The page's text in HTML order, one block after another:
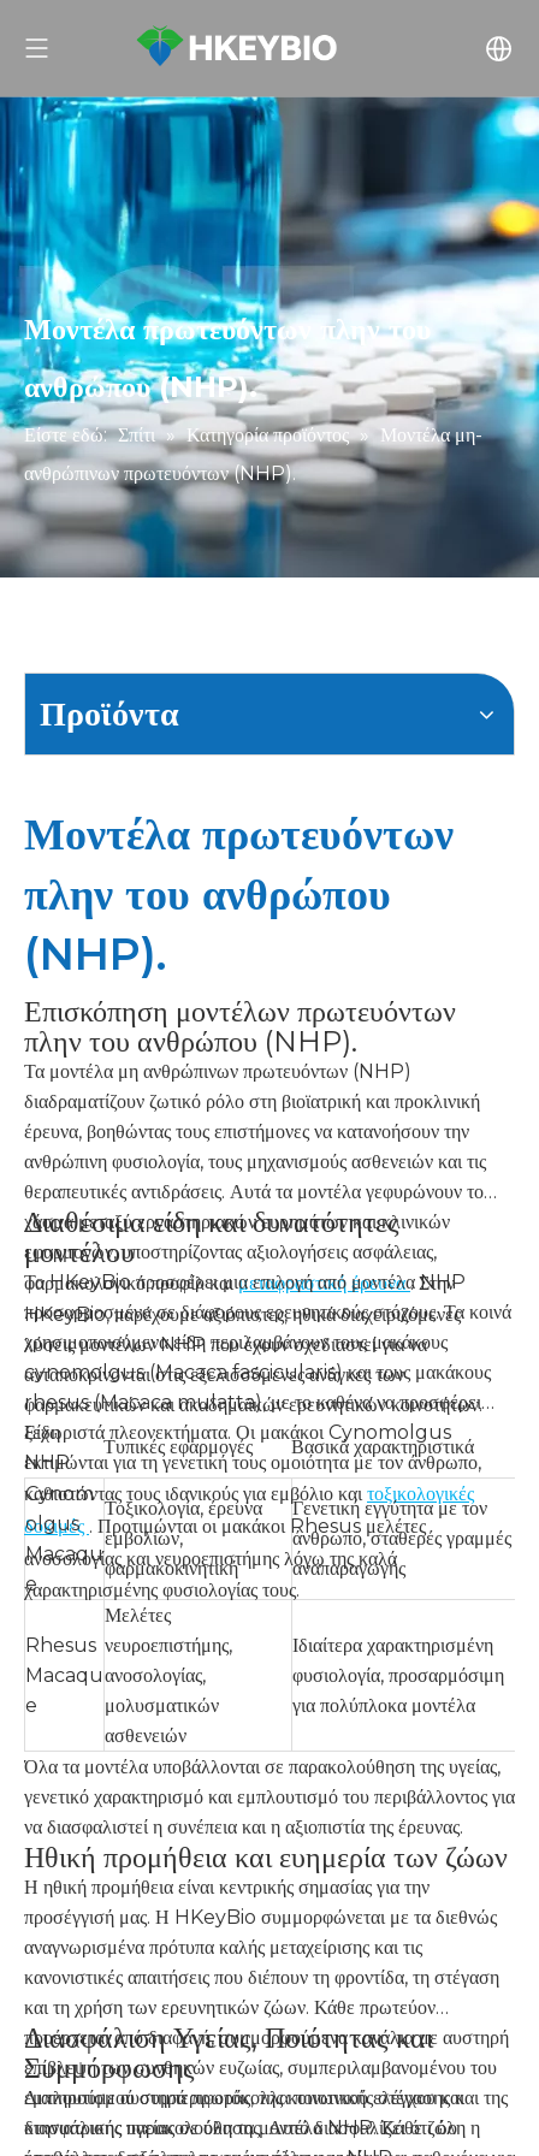
Μοντέλα πρωτευόντων πλην του
ανθρώπου (NHP).
Είστε εδώ: Σπίτι » Κατηγορία προϊόντος » Μοντέλα μη-
ανθρώπινων πρωτευόντων (NHP).
Προϊόντα
Μοντέλα πρωτευόντων
πλην του ανθρώπου
(NHP).
Επισκόπηση μοντέλων πρωτευόντων
πλην του ανθρώπου (NHP).
Τα μοντέλα μη ανθρώπινων πρωτευόντων (NHP)
διαδραματίζουν ζωτικό ρόλο στη βιοϊατρική και προκλινική
έρευνα, βοηθώντας τους επιστήμονες να κατανοήσουν την
ανθρώπινη φυσιολογία, τους μηχανισμούς ασθενειών και τις
θεραπευτικές αντιδράσεις. Αυτά τα μοντέλα γεφυρώνουν το
χάσμα μεταξύ εργαστηριακών ευρημάτων και κλινικών
εφαρμογών, υποστηρίζοντας αξιολογήσεις ασφάλειας,
φαρμακολογικό προφίλ καιμεταφραστική έρευνα. Στην
HKeyBio, παρέχουμε αξιόπιστες, ηθικά διαχειριζόμενες
λύσεις μοντέλων NHP που έχουν σχεδιαστεί για να
ανταποκρίνονται στις εξελισσόμενες ανάγκες των
φαρμακευτικών και ακαδημαϊκών ερευνητικών κοινοτήτων.
Διαθέσιμα είδη και δυνατότητες
μοντέλου
Το HKeyBio προσφέρει μια επιλογή από μοντέλα NHP
προσαρμοσμένα σε διάφορους ερευνητικούς στόχους. Τα κοινά
χρησιμοποιούμενα είδη περιλαμβάνουν τους μακάκους
cynomolgus (Macaca fascicularis) και τους μακάκους
rhesus (Macaca mulatta), με το καθένα να προσφέρει
ξεχωριστά πλεονεκτήματα. Οι μακάκοι Cynomolgus
εκτιμώνται για τη γενετική τους ομοιότητα με τον άνθρωπο,
καθιστώντας τους ιδανικούς για εμβόλιο καιτοξικολογικές
δοκιμές . Προτιμώνται οι μακάκοι Rhesus μελέτες
ανοσολογίας και νευροεπιστήμης λόγω της καλά
χαρακτηρισμένης φυσιολογίας τους.
Είδη
NHP
Τυπικές εφαρμογές Βασικά χαρακτηριστικά
Cynom
olgus
Macaqu
e
Τοξικολογία, έρευνα
εμβολίων,
φαρμακοκινητική
Γενετική εγγύτητα με τον
άνθρωπο, σταθερές γραμμές
αναπαραγωγής
Rhesus
Macaqu
e
Μελέτες
νευροεπιστήμης,
ανοσολογίας,
μολυσματικών
ασθενειών
Ιδιαίτερα χαρακτηρισμένη
φυσιολογία, προσαρμόσιμη
για πολύπλοκα μοντέλα
Όλα τα μοντέλα υποβάλλονται σε παρακολούθηση της υγείας,
γενετικό χαρακτηρισμό και εμπλουτισμό του περιβάλλοντος για
να διασφαλιστεί η συνέπεια και η αξιοπιστία της έρευνας.
Ηθική προμήθεια και ευημερία των ζώων
Η ηθική προμήθεια είναι κεντρικής σημασίας για την
προσέγγισή μας. Η HKeyBio συμμορφώνεται με τα διεθνώς
αναγνωρισμένα πρότυπα καλής μεταχείρισης και τις
κανονιστικές απαιτήσεις που διέπουν τη φροντίδα, τη στέγαση
και τη χρήση των ερευνητικών ζώων. Κάθε πρωτεύον
προέρχεται από διαφανή, συμμορφούμενα κανάλια με αυστηρή
επίβλεψη των συνθηκών ευζωίας, συμπεριλαμβανομένου του
εμπλουτισμού συμπεριφοράς, της κοινωνικής στέγασης και της
κτηνιατρικής παρακολούθησης. Αυτό διασφαλίζει ότι όλη η
Διασφάλιση Υγείας, Ποιότητας και
Συμμόρφωσης
Διατηρούμε αυστηρά πρωτόκολλα ποιοτικού ελέγχου και
διασφάλισης υγείας σε όλα τα μοντέλα NHP. Κάθε ζώο